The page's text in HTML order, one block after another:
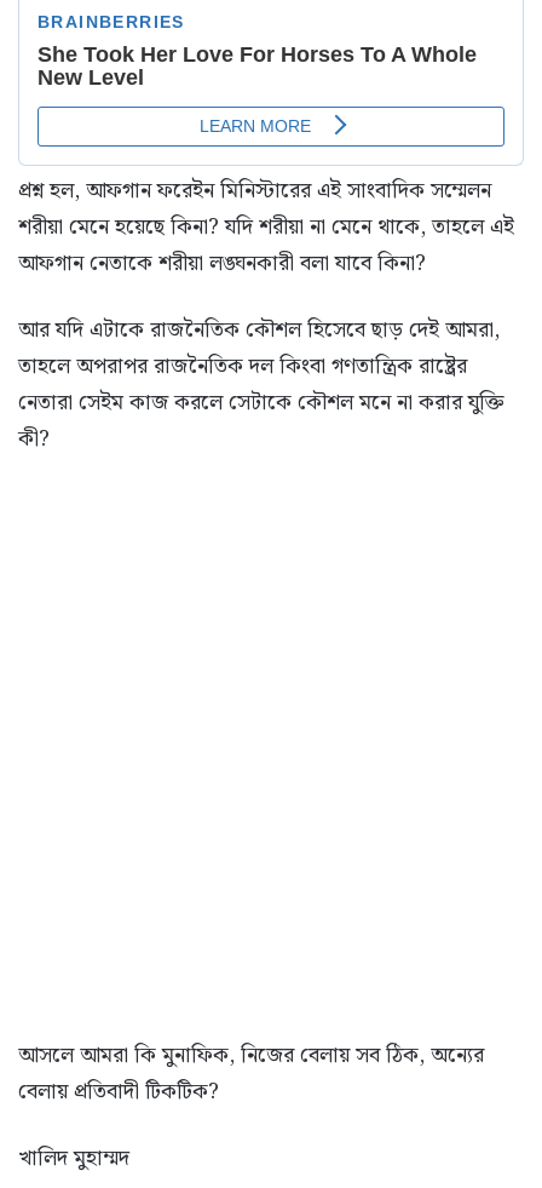
প্রশ্ন হল, আফগান ফরেইন মিনিস্টারের এই সাংবাদিক সম্মেলন
শরীয়া মেনে হয়েছে কিনা? যদি শরীয়া না মেনে থাকে, তাহলে এই
আফগান নেতাকে শরীয়া লঙ্ঘনকারী বলা যাবে কিনা?
আর যদি এটাকে রাজনৈতিক কৌশল হিসেবে ছাড় দেই আমরা,
তাহলে অপরাপর রাজনৈতিক দল কিংবা গণতান্ত্রিক রাষ্ট্রের
নেতারা সেইম কাজ করলে সেটাকে কৌশল মনে না করার যুক্তি
কী?
আসলে আমরা কি মুনাফিক, নিজের বেলায় সব ঠিক, অন্যের
বেলায় প্রতিবাদী টিকটিক?
খালিদ মুহাম্মদ